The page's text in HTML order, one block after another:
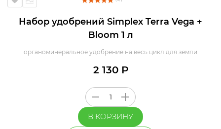
Набор удобрений Simplex Terra Vega +
Bloom 1 л
органоминеральное удобрение на весь цикл для земли
2 130 Р
В КОРЗИНУ